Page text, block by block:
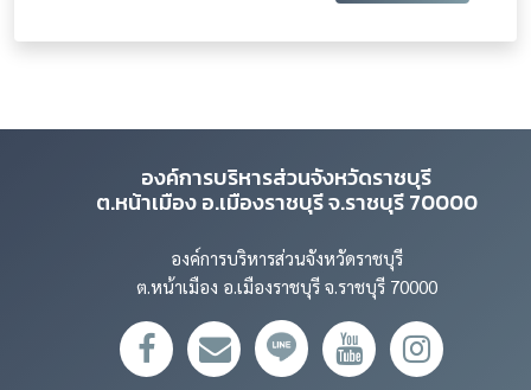
องค์การบริหารส่วนจังหวัดราชบุรี
ต.หน้าเมือง อ.เมืองราชบุรี จ.ราชบุรี 70000
องค์การบริหารส่วนจังหวัดราชบุรี
ต.หน้าเมือง อ.เมืองราชบุรี จ.ราชบุรี 70000